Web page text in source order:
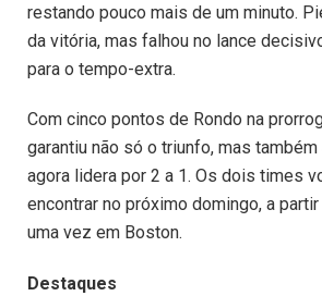
restando pouco mais de um minuto.
da vitória, mas falhou no lance
para o tempo-extra.
Com cinco pontos de Rondo na
garantiu não só o triunfo, mas
agora lidera por 2 a 1. Os dois times
encontrar no próximo domingo, a
uma vez em Boston.
Destaques